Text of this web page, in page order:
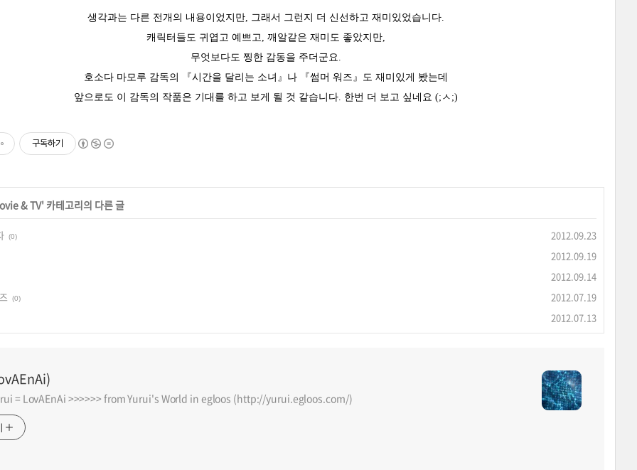
생각과는 다른 전개의 내용이었지만, 그래서 그런지 더 신선하고 재미있었습니다.
캐릭터들도 귀엽고 예쁘고, 깨알같은 재미도 좋았지만,
무엇보다도 찡한 감동을 주더군요.
호소다 마모루 감독의 『시간을 달리는 소녀』나 『썸머 워즈』도 재미있게 봤는데
앞으로도 이 감독의 작품은 기대를 하고 보게 될 것 같습니다. 한번 더 보고 싶네요 (;ㅅ;)
구독하기
& TV' 카테고리의 다른 글
(0)
2012.09.23
2012.09.19
2012.09.14
(0)
2012.07.19
2012.07.13
= LovAEnAi >>>>>> from Yurui's World in egloos (http://yurui.egloos.com/)